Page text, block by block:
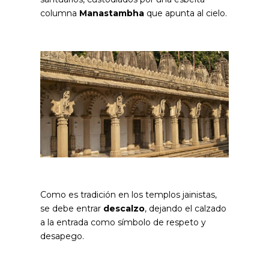
columna Manastambha que apunta al cielo.
Como es tradición en los templos jainistas,
se debe entrar descalzo, dejando el calzado
a la entrada como símbolo de respeto y
desapego.